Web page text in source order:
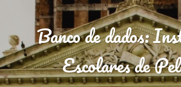
Banco de dados:
Escolares de